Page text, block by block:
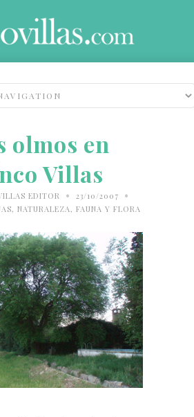
olmos en
Villas
EDITOR • 23/10/2007 •
, NATURALEZA, FAUNA Y FLORA